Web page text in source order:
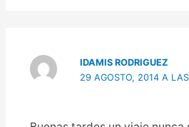
IDAMIS RODRIGUEZ
29 AGOSTO, 2014 A